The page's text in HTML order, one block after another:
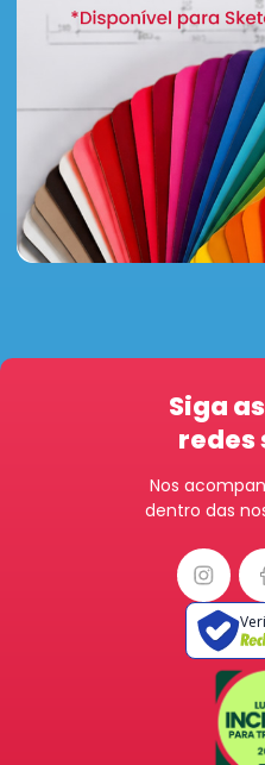
Siga
redes
Nos
dentro das